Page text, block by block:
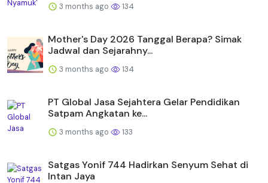
3 months ago 134
Mother's Day 2026 Tanggal Berapa? Simak
Jadwal dan Sejarahny...
3 months ago 134
PT Global Jasa Sejahtera Gelar Pendidikan
Satpam Angkatan ke...
3 months ago 133
Satgas Yonif 744 Hadirkan Senyum Sehat di
Intan Jaya